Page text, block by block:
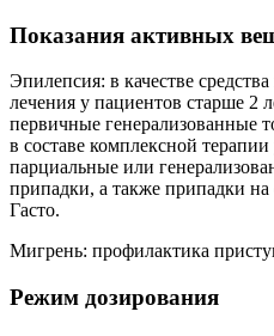
Показания активных
Эпилепсия: в качестве
лечения у пациентов старше 2
первичные генерализованные
в составе комплексной
парциальные или
припадки, а также припадки
Гасто.
Мигрень: профилактика
Режим дозирования